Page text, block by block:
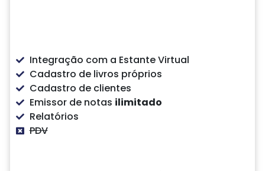
Integração com a Estante Virtual
Cadastro de livros próprios
Cadastro de clientes
Emissor de notas ilimitado
Relatórios
PDV